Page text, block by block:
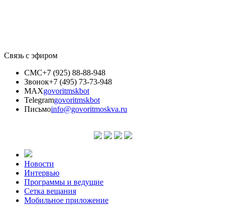
Связь с эфиром
СМС+7 (925) 88-88-948
Звонок+7 (495) 73-73-948
MAXgovoritmskbot
Telegramgovoritmskbot
Письмоinfo@govoritmoskva.ru
Новости
Интервью
Программы и ведущие
Сетка вещания
Мобильное приложение